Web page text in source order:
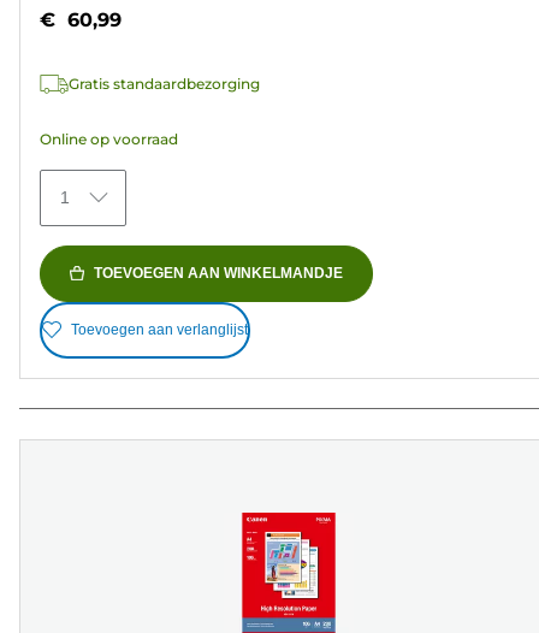
de
sterren.
beoordelingen
€ 60,99
Gratis standaardbezorging
Online op voorraad
1
TOEVOEGEN AAN WINKELMANDJE
Toevoegen aan verlanglijst